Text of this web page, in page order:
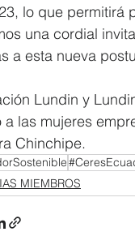
lo que permitirá
una cordial
a esta nueva
Lundin y
a las mujeres
Chinchipe.
MIEMBROS